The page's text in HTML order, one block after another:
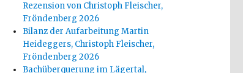
Rezension von Christoph Fleischer,
Fröndenberg 2026
Bilanz der Aufarbeitung Martin
Heideggers, Christoph Fleischer,
Fröndenberg 2026
Bachüberquerung im Lägertal,